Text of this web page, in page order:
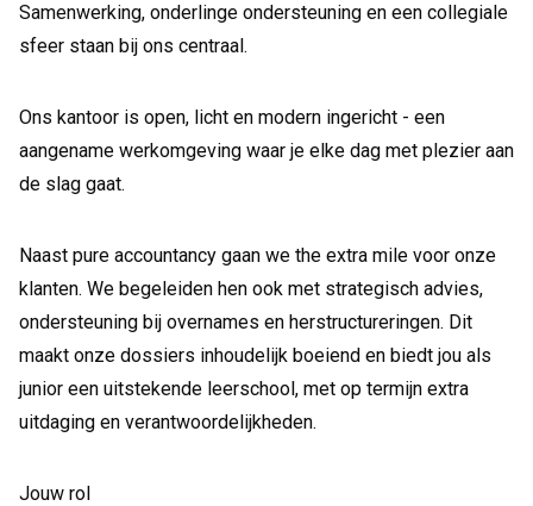
Samenwerking, onderlinge ondersteuning en een collegiale
sfeer staan bij ons centraal.
Ons kantoor is open, licht en modern ingericht - een
aangename werkomgeving waar je elke dag met plezier aan
de slag gaat.
Naast pure accountancy gaan we the extra mile voor onze
klanten. We begeleiden hen ook met strategisch advies,
ondersteuning bij overnames en herstructureringen. Dit
maakt onze dossiers inhoudelijk boeiend en biedt jou als
junior een uitstekende leerschool, met op termijn extra
uitdaging en verantwoordelijkheden.
Jouw rol